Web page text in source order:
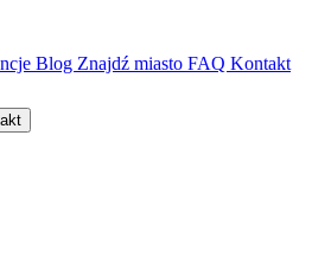
Blog Znajdź miasto FAQ Kontakt